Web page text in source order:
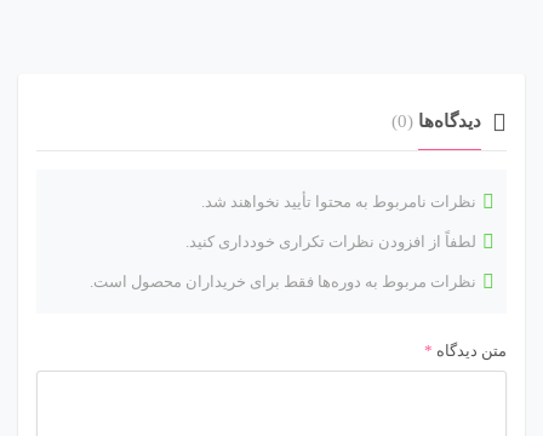
دیدگاه‌ها (0)
نظرات نامربوط به محتوا تأیید نخواهند شد.
لطفاً از افزودن نظرات تکراری خودداری کنید.
نظرات مربوط به دوره‌ها فقط برای خریداران محصول است.
متن دیدگاه *